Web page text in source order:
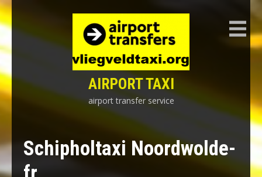
Skip
to
content
AIRPORT TAXI
airport transfer service
Schipholtaxi Noordwolde-